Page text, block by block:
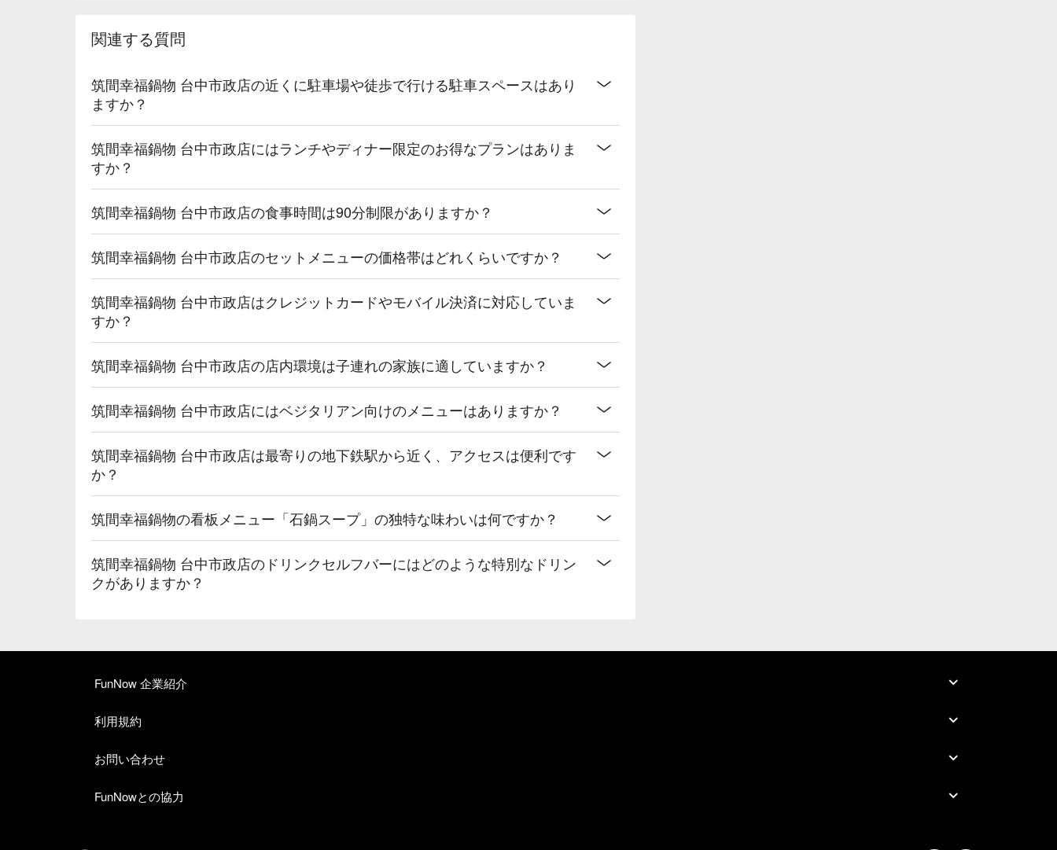
関連する質問
筑間幸福鍋物 台中市政店の近くに駐車場や徒歩で行ける駐車スペースはあり
ますか？
筑間幸福鍋物 台中市政店にはランチやディナー限定のお得なプランはありま
すか？
筑間幸福鍋物 台中市政店の食事時間は90分制限がありますか？
筑間幸福鍋物 台中市政店のセットメニューの価格帯はどれくらいですか？
筑間幸福鍋物 台中市政店はクレジットカードやモバイル決済に対応していま
すか？
筑間幸福鍋物 台中市政店の店内環境は子連れの家族に適していますか？
筑間幸福鍋物 台中市政店にはベジタリアン向けのメニューはありますか？
筑間幸福鍋物 台中市政店は最寄りの地下鉄駅から近く、アクセスは便利です
か？
筑間幸福鍋物の看板メニュー「石鍋スープ」の独特な味わいは何ですか？
筑間幸福鍋物 台中市政店のドリンクセルフバーにはどのような特別なドリン
クがありますか？
FunNow 企業紹介
利用規約
お問い合わせ
FunNowとの協力